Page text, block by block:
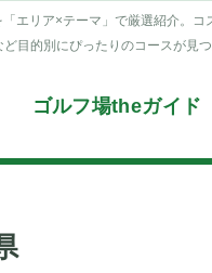
エリア×テーマ」で厳選紹介。コ
目的別にぴったりのコースが見つ
ゴルフ場theガイド